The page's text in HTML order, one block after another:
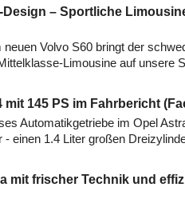
Design – Sportliche
Volvo S60 bringt der
Limousine auf unsere
mit 145 PS im Fahrbericht
Automatikgetriebe im Opel
- einen 1.4 Liter großen
mit frischer Technik und